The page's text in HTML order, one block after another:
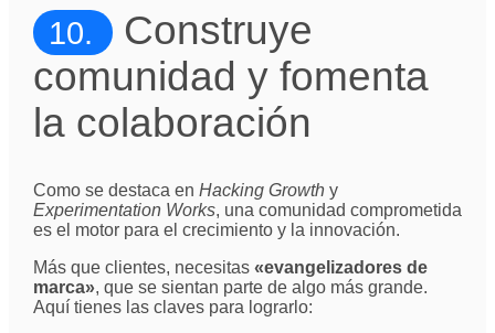
10. Construye
comunidad y fomenta
la colaboración
Como se destaca en Hacking Growthy
Experimentation Works, una comunidad comprometida
es el motor para el crecimiento y la innovación.
Más que clientes, necesitas «evangelizadores de
marca», que se sientan parte de algo más grande.
Aquí tienes las claves para lograrlo: